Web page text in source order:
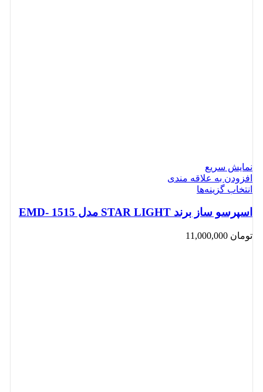
نمایش سریع
افزودن به علاقه مندی
انتخاب گزینه‌ها
اسپرسو ساز برند STAR LIGHT مدل EMD- 1515
تومان